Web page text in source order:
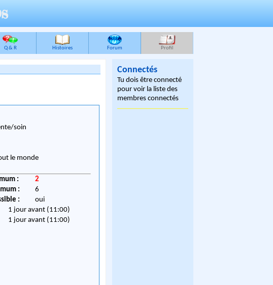
Q & R Histoires Forum Profil
soin
le monde
:
2
:
6
:
oui
1 jour avant (11:00)
1 jour avant (11:00)
Connectés
Tu dois être connecté
pour voir la liste des
membres connectés